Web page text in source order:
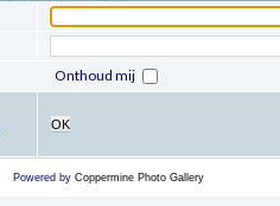
Onthoud mij
OK
Powered by Coppermine Photo Gallery